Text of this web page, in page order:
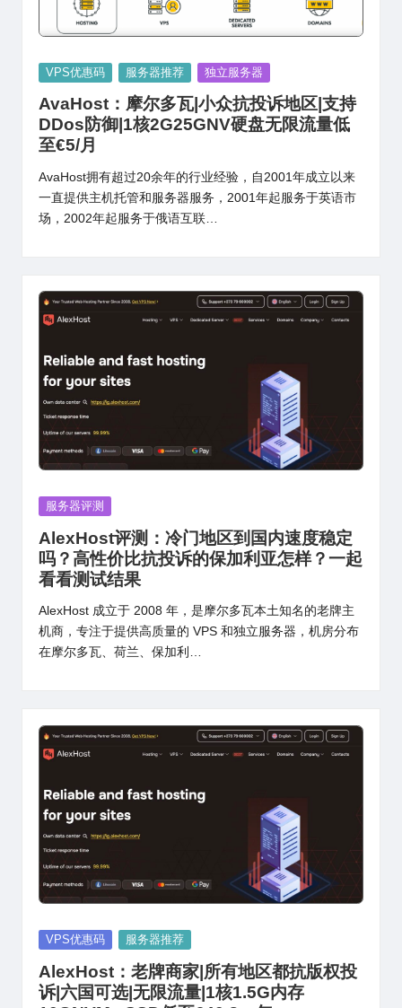
Posted
VPS优惠码 服务器推荐 独立服务器
AvaHost：摩尔多瓦|小众抗投诉地区|支持
DDos防御|1核2G25GNV硬盘无限流量低
至€5/月
AvaHost拥有超过20余年的行业经验，自2001年成立以来
一直提供主机托管和服务器服务，2001年起服务于英语市
场，2002年起服务于俄语互联…
Posted
服务器评测
AlexHost评测：冷门地区到国内速度稳定
吗？高性价比抗投诉的保加利亚怎样？一起
看看测试结果
AlexHost 成立于 2008 年，是摩尔多瓦本土知名的老牌主
机商，专注于提供高质量的 VPS 和独立服务器，机房分布
在摩尔多瓦、荷兰、保加利…
Posted
VPS优惠码 服务器推荐
AlexHost：老牌商家|所有地区都抗版权投
诉|六国可选|无限流量|1核1.5G内存